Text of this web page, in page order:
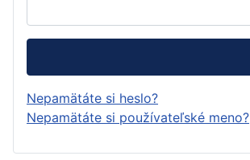
Nepamätáte si heslo?
Nepamätáte si používateľské meno?